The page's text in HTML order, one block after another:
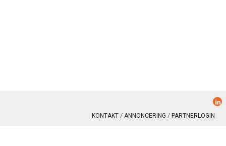
KONTAKT ANNONCERING PARTNERLOGIN